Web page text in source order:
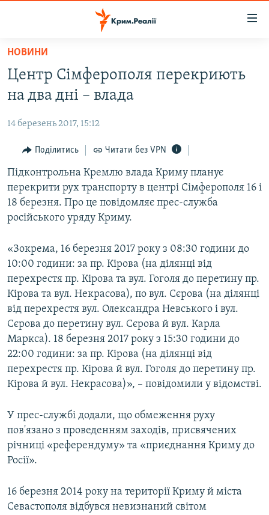
Перейти
основного
матеріалу
до
навігації
Перейти
до
пошуку
ВОДА.КРИМ
ПОЛІТИКА
БЛОГИ
ПОГЛЯД
ІНТЕРВ'Ю
ВСЕ ЗА ДЕНЬ
ДЕПОРТАЦІЯ
ВІДЕОУРОКИ «ELIFBE»
СВІДЧЕННЯ ОКУПАЦІЇ
УКРАЇНСЬКА ПРОБЛЕМА КРИМУ
ІНФОГРАФІКА
ЯК ОБІЙТИ БЛОКУВАННЯ
Русский
Qırımtatar
ДОЛУЧАЙСЯ!
НОВИНИ
Центр Сімферополя перекриють
на два дні – влада
14 березень 2017, 15:12
Поділитись Читати без VPN
Підконтрольна Кремлю влада Криму планує
перекрити рух транспорту в центрі Сімферополя 16 і
18 березня. Про це повідомляє прес-служба
російського уряду Криму.
«Зокрема, 16 березня 2017 року з 08:30 години до
10:00 години: за пр. Кірова (на ділянці від
перехрестя пр. Кірова та вул. Гоголя до перетину пр.
Кірова та вул. Некрасова), по вул. Сєрова (на ділянці
від перехрестя вул. Олександра Невського і вул.
Сєрова до перетину вул. Сєрова й вул. Карла
Маркса). 18 березня 2017 року з 15:30 години до
22:00 години: за пр. Кірова (на ділянці від
перехрестя пр. Кірова й вул. Гоголя до перетину пр.
Кірова й вул. Некрасова)», – повідомили у відомстві.
У прес-службі додали, що обмеження руху
пов'язано з проведенням заходів, присвячених
річниці «референдуму» та «приєднання Криму до
Росії».
16 березня 2014 року на території Криму й міста
Севастополя відбувся невизнаний світом